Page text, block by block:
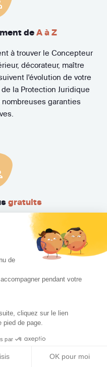
de
pendant votre
cliquez sur le lien
de page.
par
OK pour moi
de A à Z
à trouver le Concepteur
décorateur, maître
l'évolution de votre
la Protection Juridique
garanties
gratuits
gratuitement et sans
et recevez en quelques